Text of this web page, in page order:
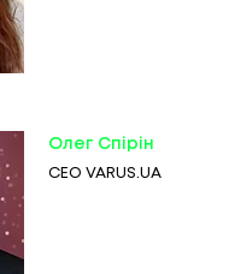
Олег Спірін
CEO VARUS.UA